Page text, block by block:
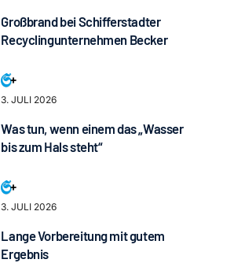
Großbrand bei Schifferstadter
Recyclingunternehmen Becker
3. JULI 2026
Was tun, wenn einem das „Wasser
bis zum Hals steht“
3. JULI 2026
Lange Vorbereitung mit gutem
Ergebnis